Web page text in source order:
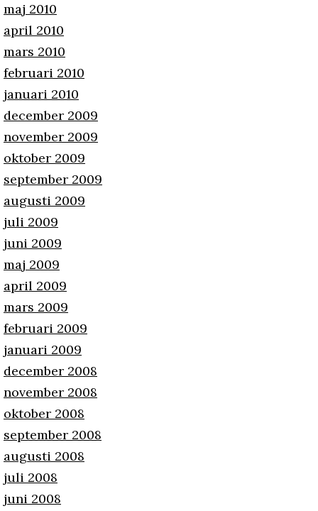
maj 2010
april 2010
mars 2010
februari 2010
januari 2010
december 2009
november 2009
oktober 2009
september 2009
augusti 2009
juli 2009
juni 2009
maj 2009
april 2009
mars 2009
februari 2009
januari 2009
december 2008
november 2008
oktober 2008
september 2008
augusti 2008
juli 2008
juni 2008